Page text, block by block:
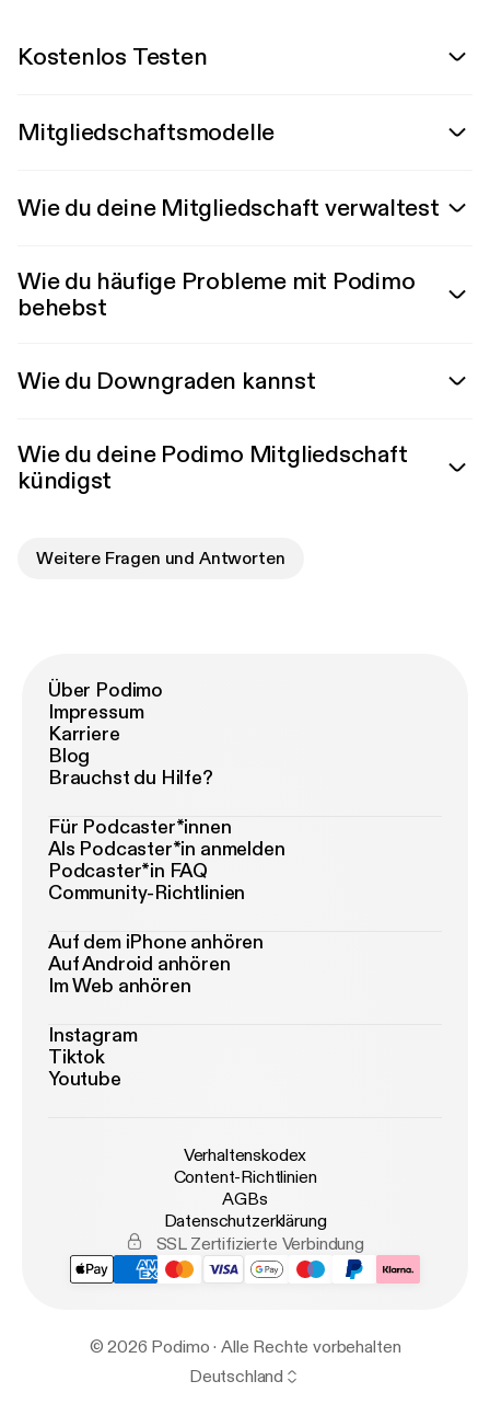
Kostenlos Testen
Mitgliedschaftsmodelle
Wie du deine Mitgliedschaft verwaltest
Wie du häufige Probleme mit Podimo
behebst
Wie du Downgraden kannst
Wie du deine Podimo Mitgliedschaft
kündigst
Weitere Fragen und Antworten
Über Podimo
Impressum
Karriere
Blog
Brauchst du Hilfe?
Für Podcaster*innen
Als Podcaster*in anmelden
Podcaster*in FAQ
Community-Richtlinien
Auf dem iPhone anhören
Auf Android anhören
Im Web anhören
Instagram
Tiktok
Youtube
Verhaltenskodex
Content-Richtlinien
AGBs
Datenschutzerklärung
SSL Zertifizierte Verbindung
© 2026 Podimo · Alle Rechte vorbehalten
Deutschland